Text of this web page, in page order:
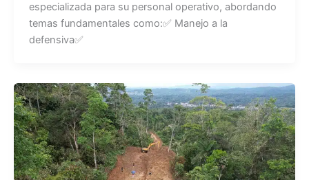
especializada para su personal operativo, abordando
temas fundamentales como:✅ Manejo a la
defensiva✅